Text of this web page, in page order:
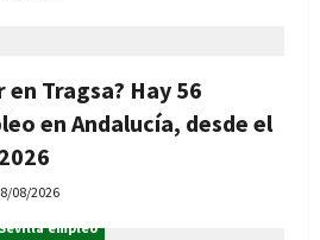
Tragsa? Hay 56
en Andalucía, desde el
08/2026
empleo